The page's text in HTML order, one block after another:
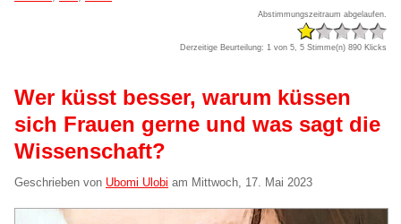
Abstimmungszeitraum abgelaufen.
Derzeitige Beurteilung: 1 von 5, 5 Stimme(n) 890 Klicks
Wer küsst besser, warum küssen
sich Frauen gerne und was sagt die
Wissenschaft?
Geschrieben von Ubomi Ulobi am Mittwoch, 17. Mai 2023